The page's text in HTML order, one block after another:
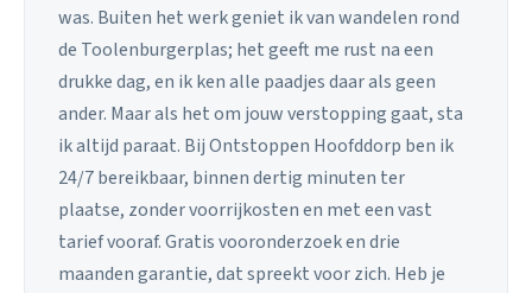
was. Buiten het werk geniet ik van wandelen rond
de Toolenburgerplas; het geeft me rust na een
drukke dag, en ik ken alle paadjes daar als geen
ander. Maar als het om jouw verstopping gaat, sta
ik altijd paraat. Bij Ontstoppen Hoofddorp ben ik
24/7 bereikbaar, binnen dertig minuten ter
plaatse, zonder voorrijkosten en met een vast
tarief vooraf. Gratis vooronderzoek en drie
maanden garantie, dat spreekt voor zich. Heb je